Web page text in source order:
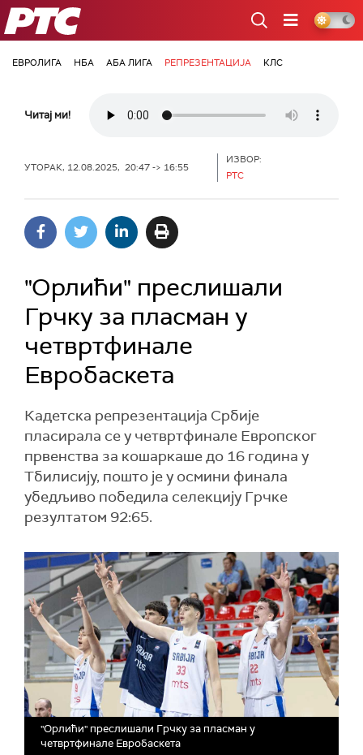
РТС
ЕВРОЛИГА НБА АБА ЛИГА РЕПРЕЗЕНТАЦИЈА КЛС
Читај ми!
УТОРАК, 12.08.2025, 20:47 -> 16:55
ИЗВОР:
РТС
"Орлићи" преслишали
Грчку за пласман у
четвртфинале
Евробаскета
Кадетска репрезентација Србије
пласирала се у четвртфинале Европског
првенства за кошаркаше до 16 година у
Тбилисију, пошто је у осмини финала
убедљиво победила селекцију Грчке
резултатом 92:65.
"Орлићи" преслишали Грчку за пласман у
четвртфинале Евробаскета